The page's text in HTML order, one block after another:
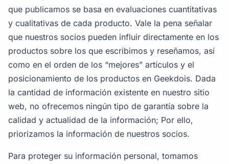
que publicamos se basa en evaluaciones cuantitativas
y cualitativas de cada producto. Vale la pena señalar
que nuestros socios pueden influir directamente en los
productos sobre los que escribimos y reseñamos, así
como en el orden de los “mejores” artículos y el
posicionamiento de los productos en Geekdois. Dada
la cantidad de información existente en nuestro sitio
web, no ofrecemos ningún tipo de garantía sobre la
calidad y actualidad de la información; Por ello,
priorizamos la información de nuestros socios.
Para proteger su información personal, tomamos